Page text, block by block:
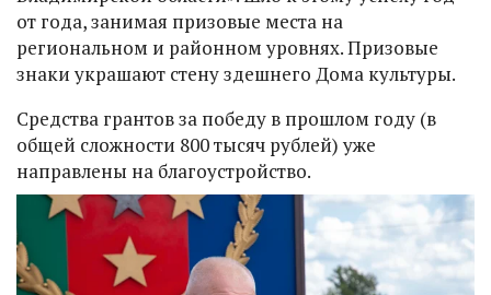
от года, занимая призовые места на
региональном и районном уровнях. Призовые
знаки украшают стену здешнего Дома культуры.
Средства грантов за победу в прошлом году (в
общей сложности 800 тысяч рублей) уже
направлены на благоустройство.